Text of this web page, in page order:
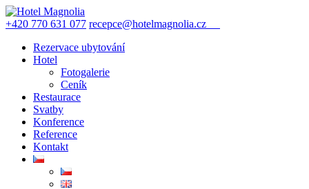
+420 770 631 077 recepce@hotelmagnolia.cz
Rezervace ubytování
Hotel
Fotogalerie
Ceník
Restaurace
Svatby
Konference
Reference
Kontakt